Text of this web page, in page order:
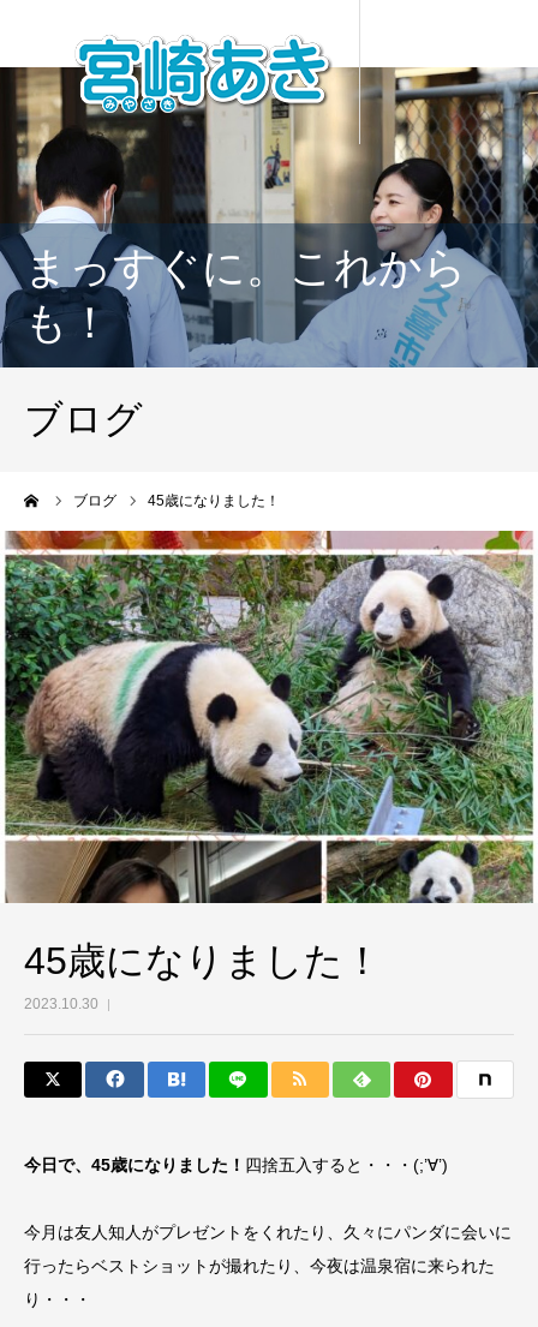
まっすぐに。これから
も！
ブログ
ブログ 45歳になりました！
45歳になりました！
2023.10.30
今日で、45歳になりました！ 四捨五入すると・・・(;’∀’)
今月は友人知人がプレゼントをくれたり、久々にパンダに会いに
行ったらベストショットが撮れたり、今夜は温泉宿に来られた
り・・・